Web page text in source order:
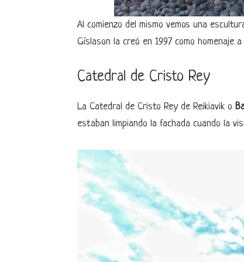
Al comienzo del mismo vemos una
Gíslason la creó en 1997 como homenaje
Catedral de Cristo Rey
La Catedral de Cristo Rey de Reikiavik o
estaban limpiando la fachada cuando la